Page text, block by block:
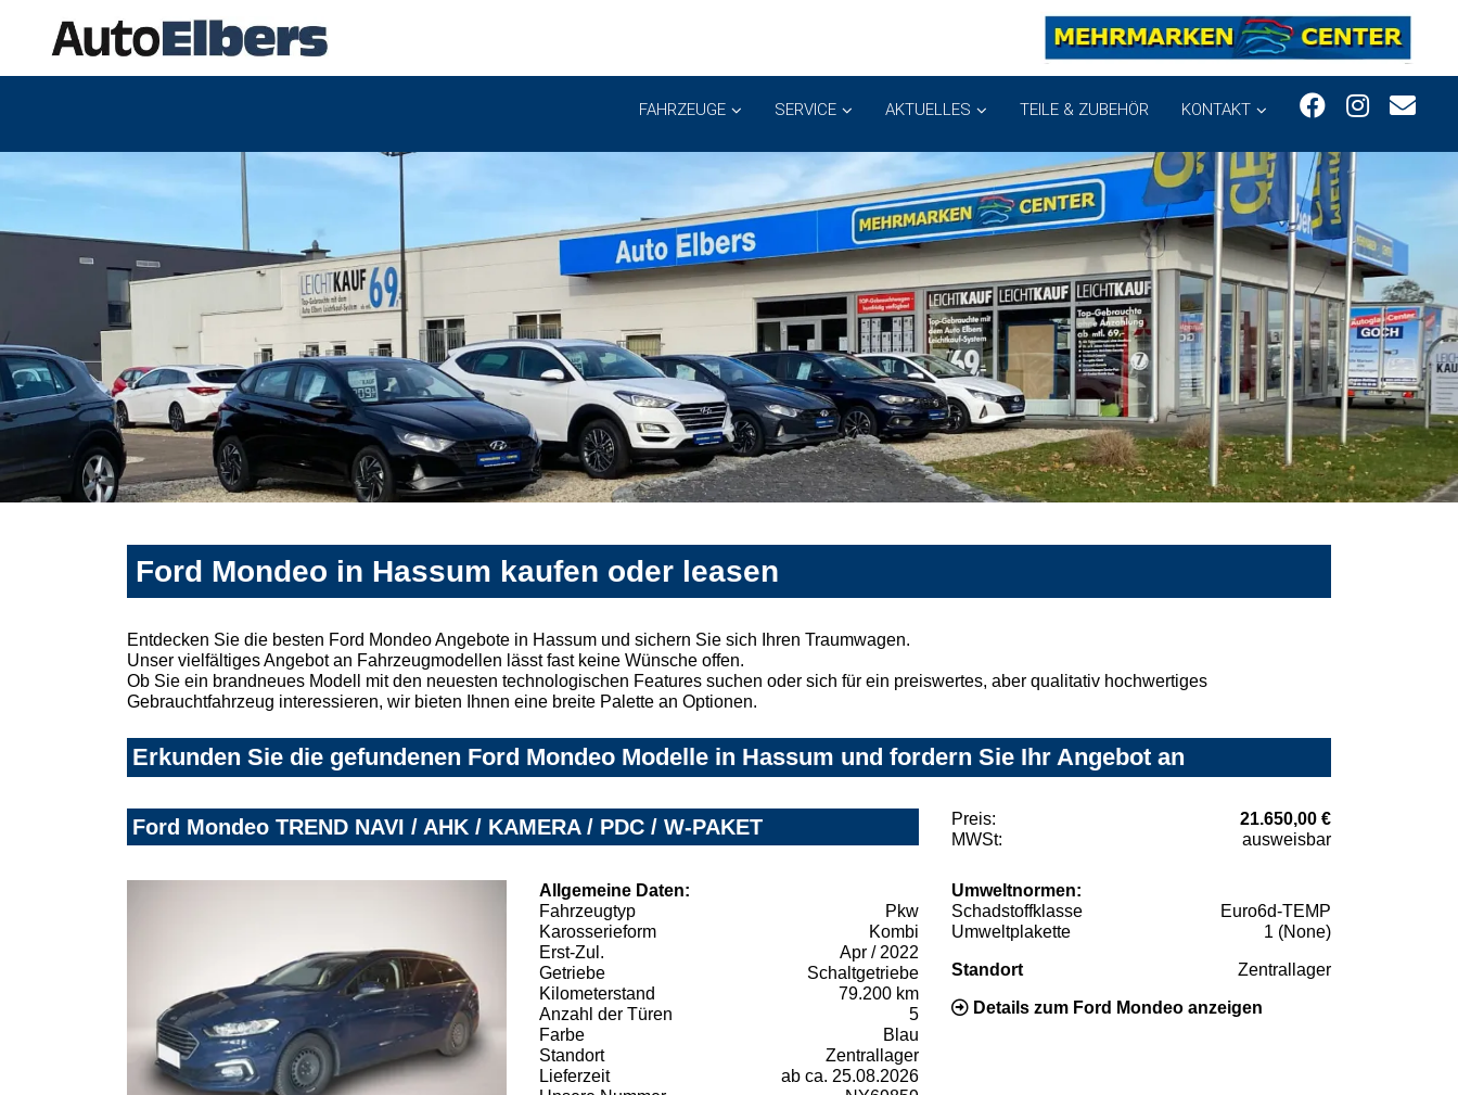
FAHRZEUGE SERVICE AKTUELLES TEILE & ZUBEHÖR KONTAKT
Ford Mondeo in Hassum kaufen oder leasen
Entdecken Sie die besten Ford Mondeo Angebote in Hassum und sichern Sie sich Ihren Traumwagen.
Unser vielfältiges Angebot an Fahrzeugmodellen lässt fast keine Wünsche offen.
Ob Sie ein brandneues Modell mit den neuesten technologischen Features suchen oder sich für ein preiswertes, aber qualitativ hochwertiges
Gebrauchtfahrzeug interessieren, wir bieten Ihnen eine breite Palette an Optionen.
Erkunden Sie die gefundenen Ford Mondeo Modelle in Hassum und fordern Sie Ihr Angebot an
Ford Mondeo TREND NAVI / AHK / KAMERA / PDC / W-PAKET Preis:
21.650,00 €
MWSt:
ausweisbar
Allgemeine Daten:
Fahrzeugtyp
Pkw
Karosserieform
Kombi
Erst-Zul.
Apr / 2022
Getriebe
Schaltgetriebe
Kilometerstand
79.200 km
Anzahl der Türen
5
Farbe
Blau
Standort
Zentrallager
Lieferzeit
ab ca. 25.08.2026
Umweltnormen:
Schadstoffklasse
Euro6d-TEMP
Umweltplakette
1 (None)
Standort Zentrallager
Details zum Ford Mondeo anzeigen